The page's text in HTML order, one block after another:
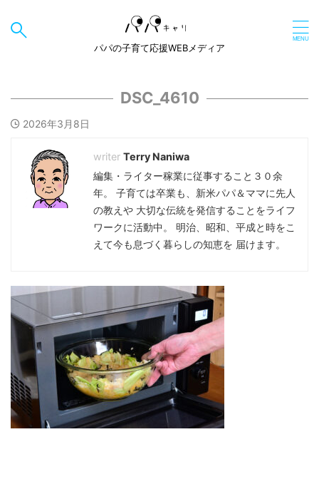
パパの子育て応援WEBメディア
DSC_4610
2026年3月8日
Terry Naniwa
編集・ライター稼業に従事すること３０余
年。 子育ては卒業も、新米パパ＆ママに先人
の教えや 大切な伝統を発信することをライフ
ワークに活動中。 明治、昭和、平成と時をこ
えて今も息づく暮らしの知恵を 届けます。